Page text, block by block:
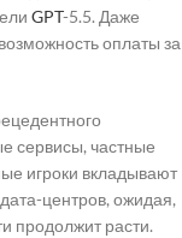
GPT-5.5. Даже
оплаты за
сервисы, частные
игроки вкладывают
центров, ожидая,
продолжит расти.